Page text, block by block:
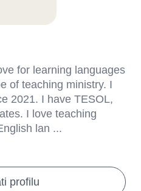
for learning languages
of teaching ministry. I
2021. I have TESOL,
I love teaching
lan ...
profilu